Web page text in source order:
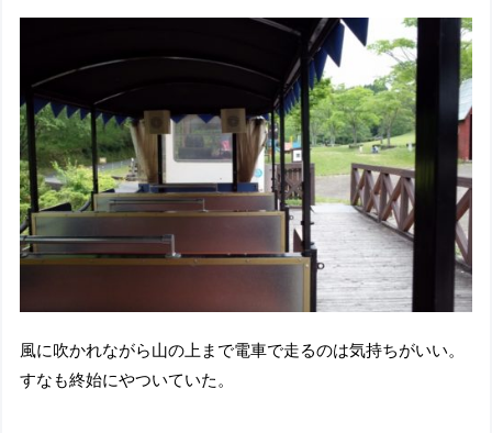
風に吹かれながら山の上まで電車で走るのは気持ちがいい。
すなも終始にやついていた。